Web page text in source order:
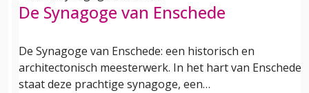
De Synagoge van Enschede
De Synagoge van Enschede: een historisch en
architectonisch meesterwerk. In het hart van Enschede
staat deze prachtige synagoge, een…